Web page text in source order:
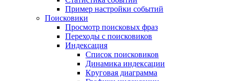
Пример настройки событий
Поисковики
Просмотр поисковых фраз
Переходы с поисковиков
Индексация
Список поисковиков
Динамика индексации
Круговая диаграмма